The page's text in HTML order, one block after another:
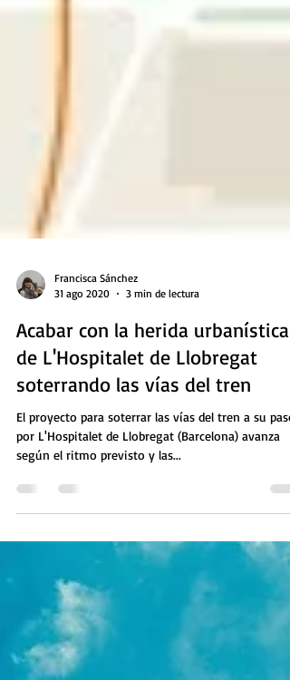
31 ago 2020
3 min de lectura
Acabar con la herida urbanística
de L'Hospitalet de Llobregat
soterrando las vías del tren
El proyecto para soterrar las vías del tren a su paso
según el ritmo previsto y las...